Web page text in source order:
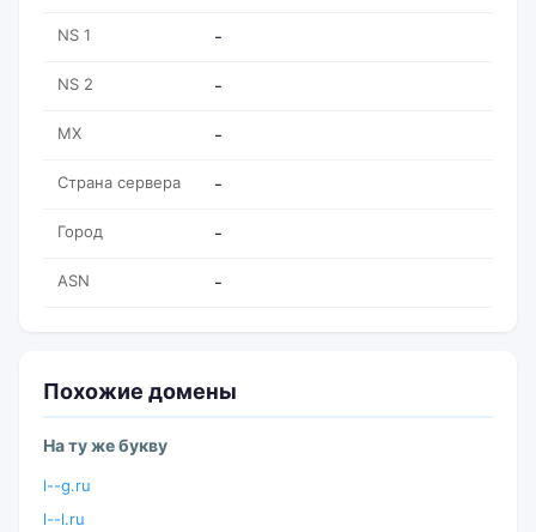
NS 1 -
NS 2 -
MX -
Страна сервера -
Город -
ASN -
Похожие домены
На ту же букву
l--g.ru
l--l.ru